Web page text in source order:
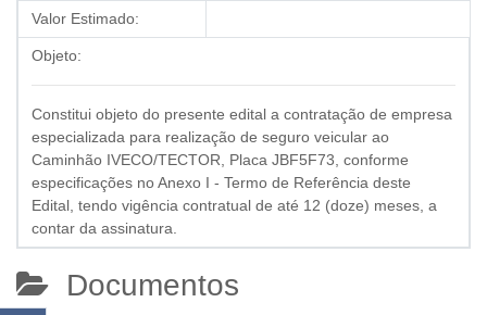
Valor Estimado:
Objeto:
Constitui objeto do presente edital a contratação de empresa
especializada para realização de seguro veicular ao
Caminhão IVECO/TECTOR, Placa JBF5F73, conforme
especificações no Anexo I - Termo de Referência deste
Edital, tendo vigência contratual de até 12 (doze) meses, a
contar da assinatura.
Documentos